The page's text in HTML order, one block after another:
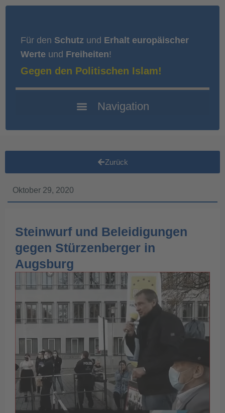
Für den Schutz und Erhalt europäischer
Werte und Freiheiten!
Gegen den Politischen Islam!
Zurück
Oktober 29, 2020
Steinwurf und Beleidigungen
gegen Stürzenberger in
Augsburg